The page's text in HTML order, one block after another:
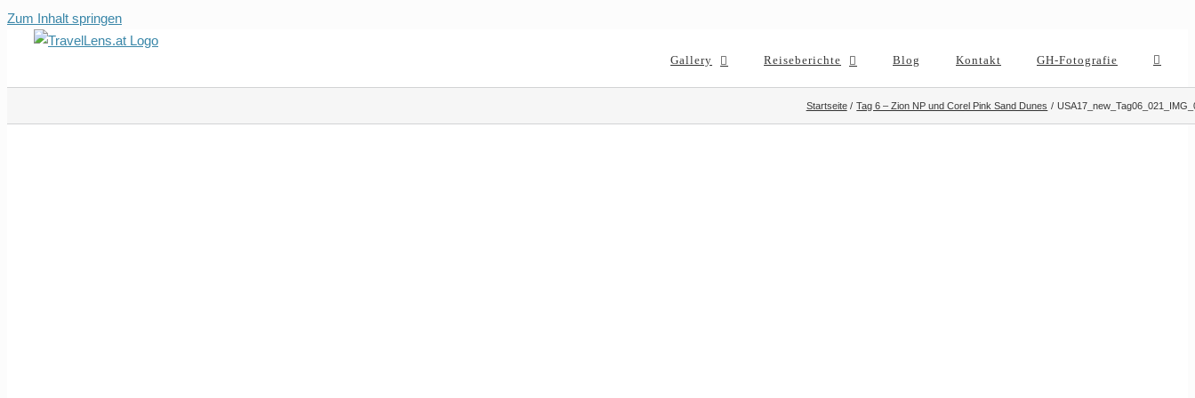
Zum Inhalt springen
Gallery Reiseberichte Blog Kontakt GH-Fotografie
Startseite Tag 6 – Zion NP und Corel Pink Sand Dunes